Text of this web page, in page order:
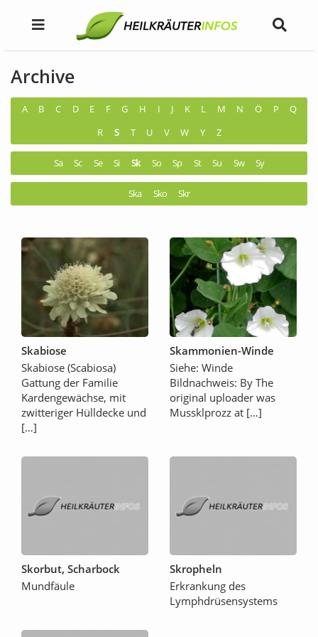
Archive
A B C D E F G H I J K L M N Ö P
Q
R
S T U V W Y Z
Sa Sc Se Si Sk So Sp St Su Sw Sy
Ska Sko Skr
Skabiose
Skabiose (Scabiosa)
Gattung der Familie
Kardengewächse, mit
zwitteriger Hülldecke und
[…]
Skammonien-Winde
Siehe: Winde
Bildnachweis: By The
original uploader was
Mussklprozz at […]
Skorbut, Scharbock
Mundfäule
Skropheln
Erkrankung des
Lymphdrüsensystems